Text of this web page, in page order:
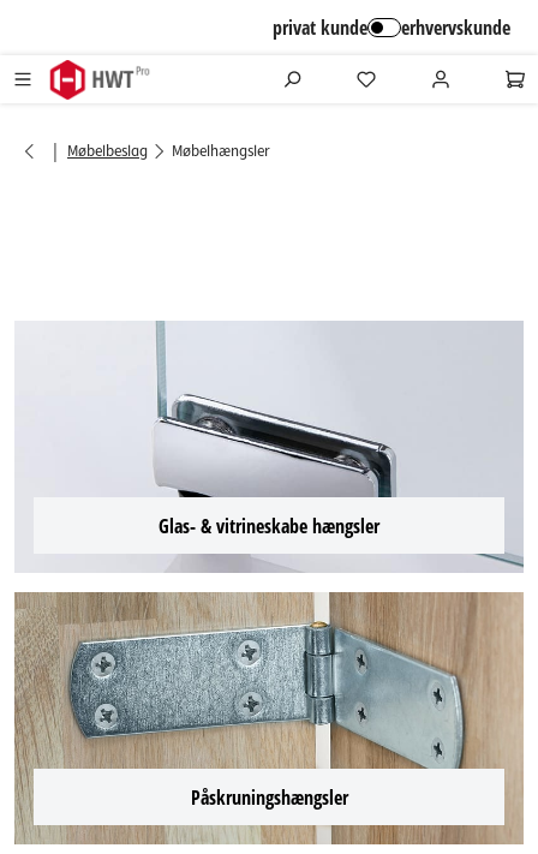
privat kunde erhvervskunde
| Møbelbeslag Møbelhængsler
Glas- & vitrineskabe hængsler
Påskruningshængsler